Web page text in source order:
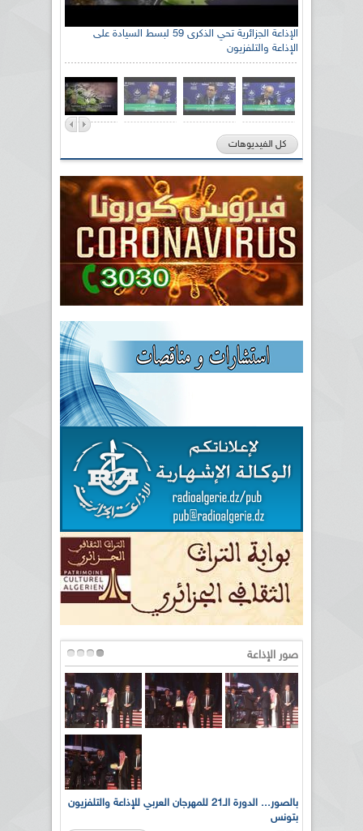
الإذاعة الجزائرية تحي الذكرى 59 لبسط السيادة على
الإذاعة والتلفزيون
كل الفيديوهات
صور الإذاعة
بالصور... الدورة الـ21 للمهرجان العربي للإذاعة والتلفزيون
بتونس